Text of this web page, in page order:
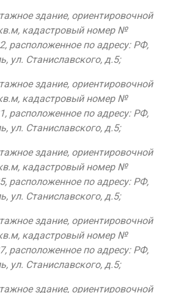
здание, ориентировочной
кадастровый номер №
расположенное по адресу: РФ,
ул. Станиславского, д.5;
здание, ориентировочной
кадастровый номер №
расположенное по адресу: РФ,
ул. Станиславского, д.5;
здание, ориентировочной
кадастровый номер №
расположенное по адресу: РФ,
ул. Станиславского, д.5;
здание, ориентировочной
кадастровый номер №
расположенное по адресу: РФ,
ул. Станиславского, д.5;
здание, ориентировочной